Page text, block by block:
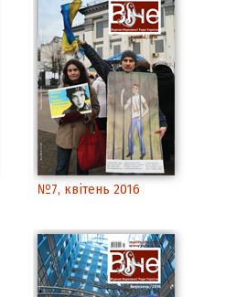
№7, квітень 2016